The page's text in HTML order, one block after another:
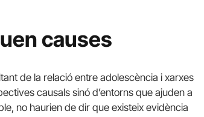
causes
de la relació entre adolescència i xarxes
causals sinó d’entorns que ajuden a
no haurien de dir que existeix evidència